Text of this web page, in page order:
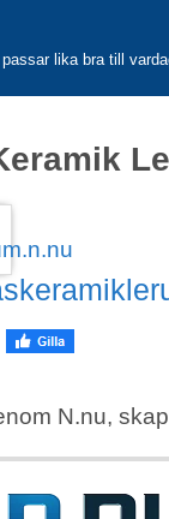
lika bra till
N.nu,